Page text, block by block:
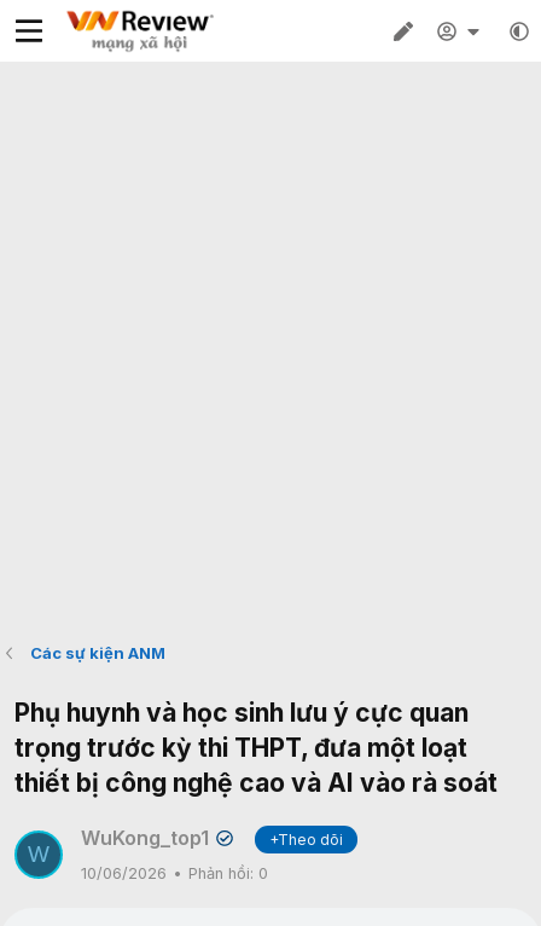
Các sự kiện ANM
Phụ huynh và học sinh lưu ý cực quan
trọng trước kỳ thi THPT, đưa một loạt
thiết bị công nghệ cao và AI vào rà soát
W
WuKong_top1 ✔
+Theo dõi
10/06/2026
Phản hồi: 0